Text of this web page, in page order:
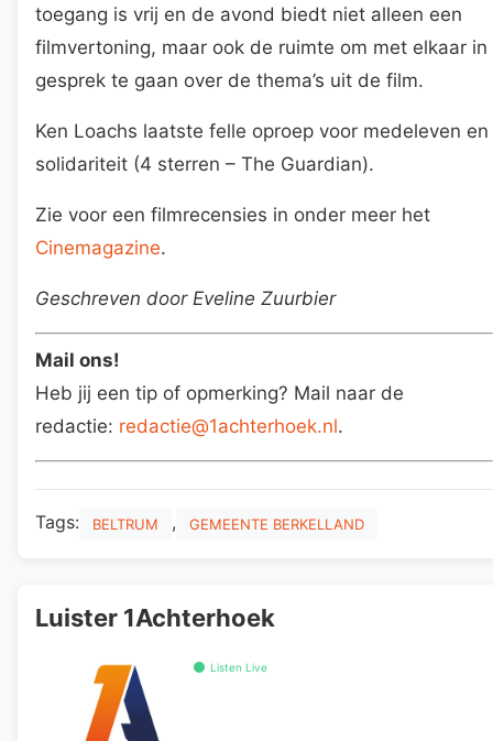
toegang is vrij en de avond biedt niet alleen een
filmvertoning, maar ook de ruimte om met elkaar in
gesprek te gaan over de thema’s uit de film.
Ken Loachs laatste felle oproep voor medeleven en
solidariteit (4 sterren – The Guardian).
Zie voor een filmrecensies in onder meer het
Cinemagazine.
Geschreven door Eveline Zuurbier
Mail ons!
Heb jij een tip of opmerking? Mail naar de
redactie: redactie@1achterhoek.nl.
Tags: BELTRUM , GEMEENTE BERKELLAND
Luister 1Achterhoek
Listen Live